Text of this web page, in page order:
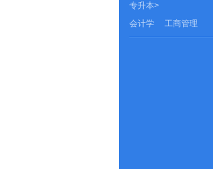
专升本>
会计学
工商管理